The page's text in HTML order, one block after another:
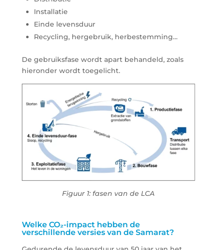
Installatie
Einde levensduur
Recycling, hergebruik, herbestemming…
De gebruiksfase wordt apart behandeld, zoals
hieronder wordt toegelicht.
Figuur 1: fasen van de LCA
Welke CO₂-impact hebben de
verschillende versies van de Samarat?